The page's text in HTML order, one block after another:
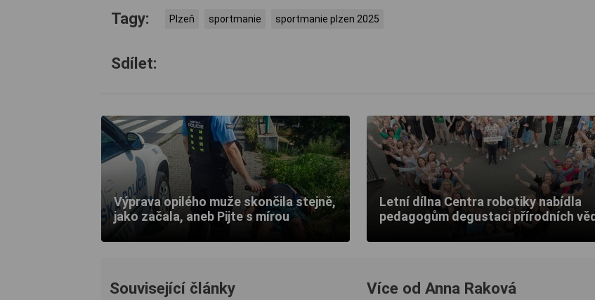
Tagy: Plzeň sportmanie sportmanie plzen 2025
Sdílet:
Výprava opilého muže skončila stejně,
jako začala, aneb Pijte s mírou
Letní dílna Centra robotiky nabídla
pedagogům degustaci přírodních věd
Související články Více od Anna Raková